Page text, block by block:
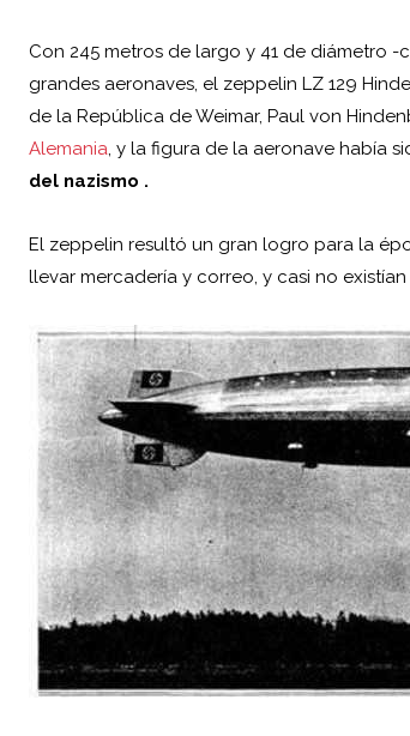
Con 245 metros de largo y 41 de diámetro -
grandes aeronaves, el zeppelin LZ 129
de la República de Weimar, Paul von
Alemania, y la figura de la aeronave había
del nazismo .
El zeppelin resultó un gran logro para la
llevar mercadería y correo, y casi no